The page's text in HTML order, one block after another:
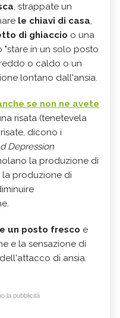
, strappate un
le chiavi di casa,
di ghiaccio o una
in un solo posto
o caldo o un
lontano dall'ansia.
se non ne avete
risata (tenetevela
dicono i
Depression
la produzione di
la produzione di
un posto fresco e
e la sensazione di
di ansia.
la pubblicità